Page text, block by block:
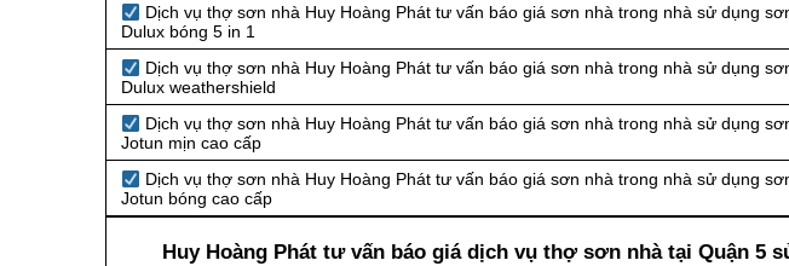
Dịch vụ thợ sơn nhà Huy Hoàng Phát tư vấn báo giá sơn nhà trong nhà sử dụng
Dulux bóng 5 in 1
Dịch vụ thợ sơn nhà Huy Hoàng Phát tư vấn báo giá sơn nhà trong nhà sử dụng
Dulux weathershield
Dịch vụ thợ sơn nhà Huy Hoàng Phát tư vấn báo giá sơn nhà trong nhà sử dụng
Jotun mịn cao cấp
Dịch vụ thợ sơn nhà Huy Hoàng Phát tư vấn báo giá sơn nhà trong nhà sử dụng
Jotun bóng cao cấp
Huy Hoàng Phát tư vấn báo giá dịch vụ thợ sơn nhà tại Quận 5